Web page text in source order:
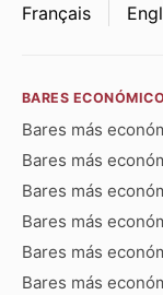
Français
BARES
Bares más
Bares más
Bares más
Bares más
Bares más
Bares más